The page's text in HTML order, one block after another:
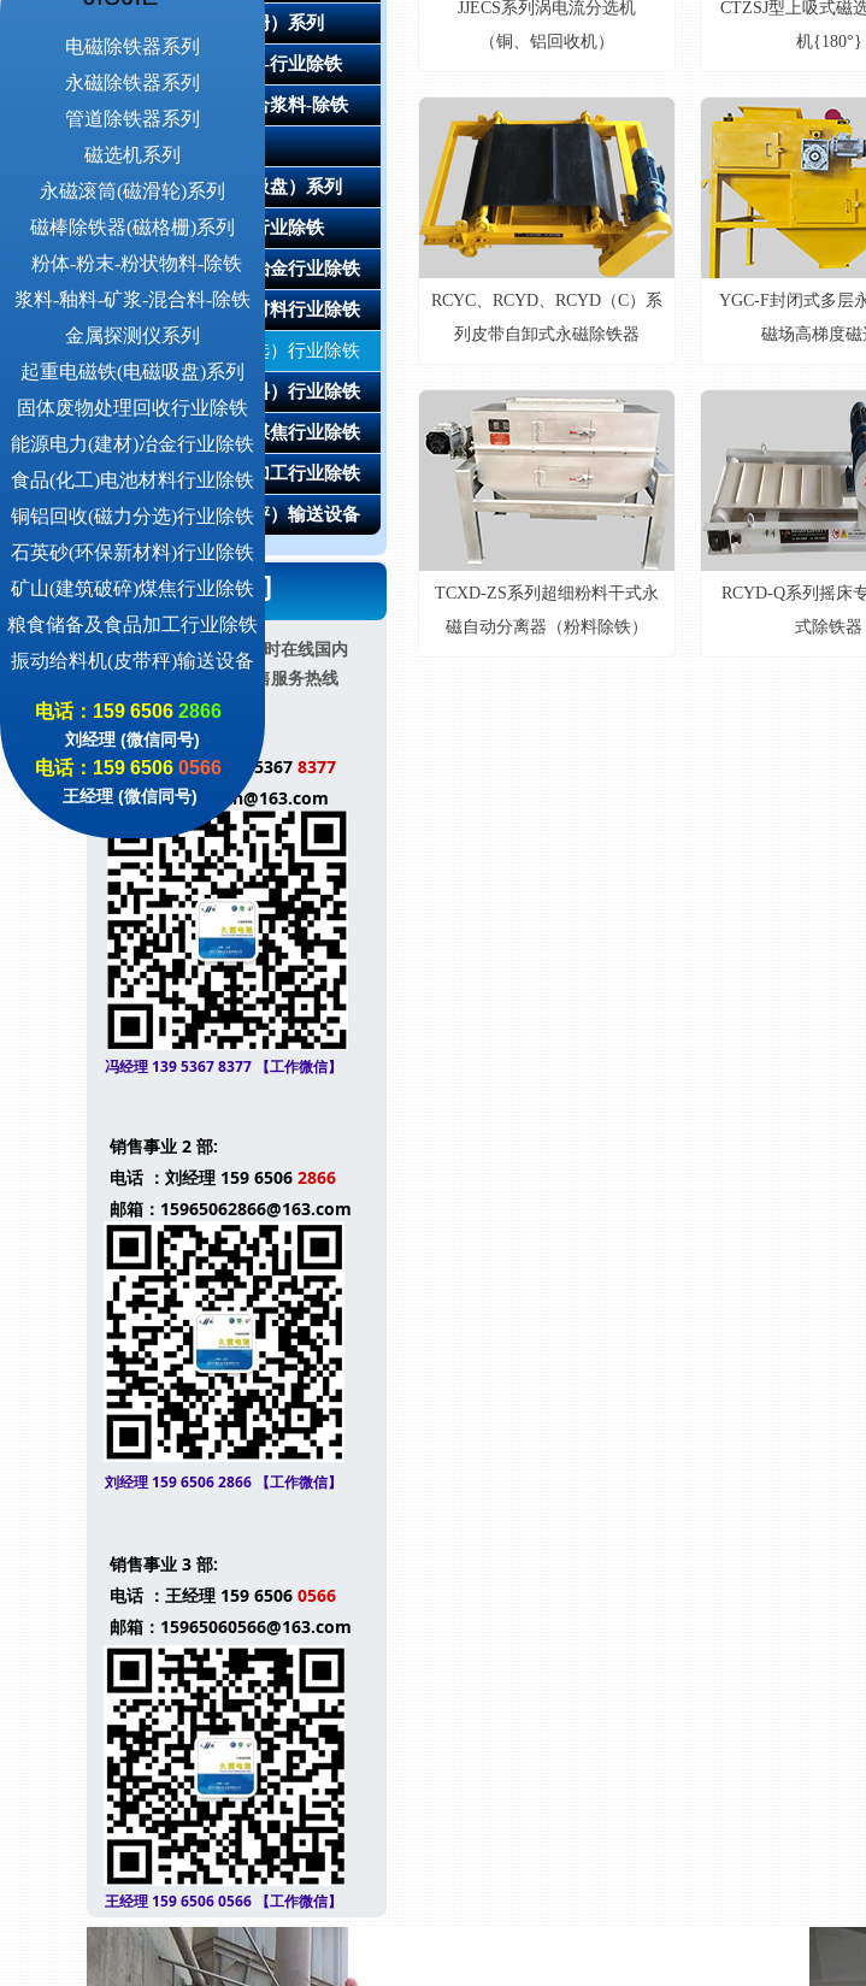
联系我们
24小时在线国内
销售服务热线
销售事业 1 部:
电话 ：冯经理 139 5367 8377
邮箱: jiujiejidian@163.com
冯经理 139 5367 8377 【工作微信】
销售事业 2 部:
电话 ：刘经理 159 6506 2866
邮箱：15965062866@163.com
刘经理 159 6506 2866 【工作微信】
销售事业 3 部:
电话 ：王经理 159 6506 0566
邮箱：15965060566@163.com
王经理 159 6506 0566 【工作微信】
JJECS系列涡电流分选机
（铜、铝回收机）
CTZSJ型上吸式磁
机{180°}
RCYC、RCYD、RCYD（C）系
列皮带自卸式永磁除铁器
YGC-F封闭式多层
磁场高梯度磁
TCXD-ZS系列超细粉料干式永
磁自动分离器（粉料除铁）
RCYD-Q系列摇床
式除铁器
磁棒除铁器（磁格栅）系列
粉体-粉末-粉状物料-行业除铁
浆料-釉料-矿浆-混合浆料-除铁
金属探测器系列
起重电磁铁（电磁吸盘）系列
固体废物处理回收行业除铁
能源电力（建材）冶金行业除铁
食品（化工）电池材料行业除铁
铜铝回收（磁力分选）行业除铁
石英砂（环保新材料）行业除铁
矿山（建筑破碎）煤焦行业除铁
粮食储备及食品深加工行业除铁
振动给料机（皮带秤）输送设备
电磁除铁器系列
管道除铁器系列
磁选机系列
永磁除铁器系列
金属探测仪系列
起重电磁铁(电磁吸盘)系列
食品(化工)电池材料行业除铁
永磁滚筒(磁滑轮)系列
铜铝回收(磁力分选)行业除铁
磁棒除铁器(磁格栅)系列
电话：159 6506 2866
刘经理 (微信同号)
电话：159 6506 0566
王经理 (微信同号)
石英砂(环保新材料)行业除铁
能源电力(建材)冶金行业除铁
矿山(建筑破碎)煤焦行业除铁
粮食储备及食品加工行业除铁
振动给料机(皮带秤)输送设备
固体废物处理回收行业除铁
粉体-粉末-粉状物料-除铁
浆料-釉料-矿浆-混合料-除铁